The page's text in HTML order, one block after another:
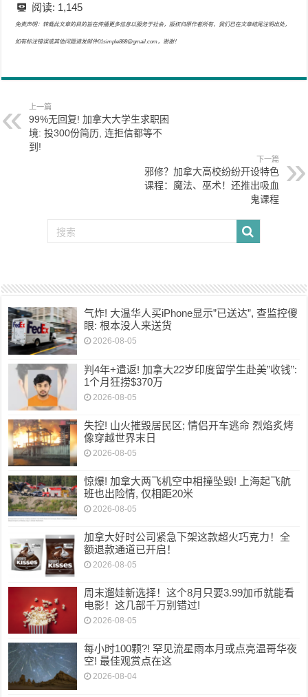
阅读: 1,145
免责声明：转载此文章的目的旨在传播更多信息以服务于社会，版权归原作者所有，我们已在文章结尾注明出处，
如有标注错误或其他问题请发邮件01simple888@gmail.com，谢谢！
上一篇
99%无回复! 加拿大大学生求职困
境: 投300份简历, 连拒信都等不
到!
下一篇
邪修？加拿大高校纷纷开设特色
课程：魔法、巫术！还推出吸血
鬼课程
气炸! 大温华人买iPhone显示”已送达”, 查监控傻
眼: 根本没人来送货
2026-08-05
判4年+遣返! 加拿大22岁印度留学生赴美”收钱”:
1个月狂捞$370万
2026-08-05
失控! 山火摧毁居民区; 情侣开车逃命 烈焰炙烤
像穿越世界末日
2026-08-05
惊爆! 加拿大两飞机空中相撞坠毁! 上海起飞航
班也出险情, 仅相距20米
2026-08-05
加拿大好时公司紧急下架这款超火巧克力！全
额退款通道已开启！
2026-08-05
周末遛娃新选择！这个8月只要3.99加币就能看
电影！这几部千万别错过!
2026-08-05
每小时100颗?! 罕见流星雨本月或点亮温哥华夜
空! 最佳观赏点在这
2026-08-04